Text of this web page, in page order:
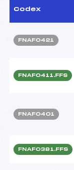
Codex
FNAF0421
FNAF0411.FFS
FNAF0401
FNAF0381.FFS